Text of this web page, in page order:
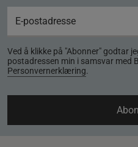
Ved å klikke på "Abonner" godtar
postadressen min i samsvar med
Personvernerklæring.